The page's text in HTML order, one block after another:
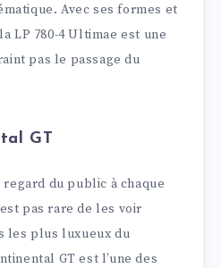
Avec ses formes et
LP 780-4 Ultimae est une
pas le passage du
GT
du public à chaque
pas rare de les voir
les plus luxueux du
GT est l’une des